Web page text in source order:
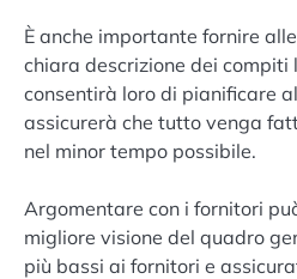
È anche importante fornire
chiara descrizione dei compiti
consentirà loro di pianificare
assicurerà che tutto venga
nel minor tempo possibile.
Argomentare con i fornitori
migliore visione del quadro
più bassi ai fornitori e